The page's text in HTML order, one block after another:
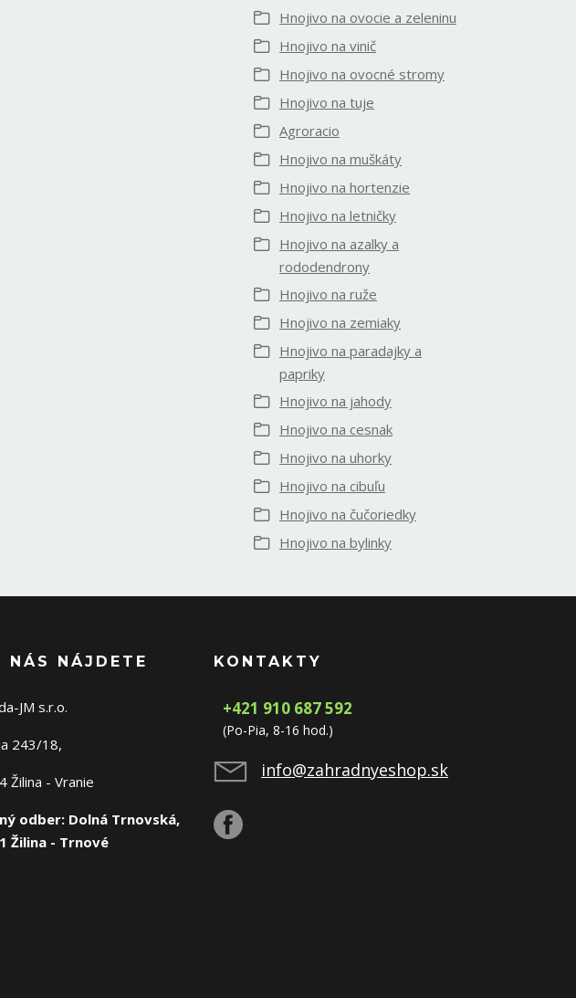
Hnojivo na ovocie a zeleninu
Hnojivo na vinič
Hnojivo na ovocné stromy
Hnojivo na tuje
Agroracio
Hnojivo na muškáty
Hnojivo na hortenzie
Hnojivo na letničky
Hnojivo na azalky a
rododendrony
Hnojivo na ruže
Hnojivo na zemiaky
Hnojivo na paradajky a
papriky
Hnojivo na jahody
Hnojivo na cesnak
Hnojivo na uhorky
Hnojivo na cibuľu
Hnojivo na čučoriedky
Hnojivo na bylinky
NÁS NÁJDETE
JM s.r.o.
243/18,
Žilina - Vranie
odber: Dolná Trnovská,
Žilina - Trnové
KONTAKTY
+421 910 687 592
(Po-Pia, 8-16 hod.)
info@zahradnyeshop.sk